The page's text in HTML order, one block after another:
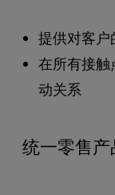
提供对客户
在所有接触
动关系
统一零售